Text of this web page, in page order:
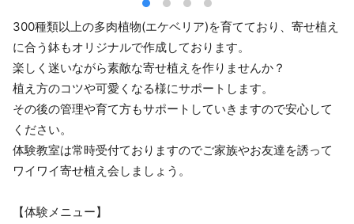
300種類以上の多肉植物(エケベリア)を育てており、寄せ植え
に合う鉢もオリジナルで作成しております。
楽しく迷いながら素敵な寄せ植えを作りませんか？
植え方のコツや可愛くなる様にサポートします。
その後の管理や育て方もサポートしていきますので安心して
ください。
体験教室は常時受付ておりますのでご家族やお友達を誘って
ワイワイ寄せ植え会しましょう。
【体験メニュー】